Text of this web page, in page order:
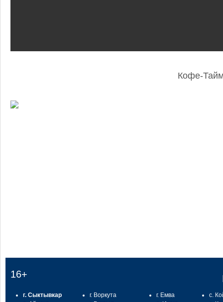
Кофе-
16+
г. Сыктывкар
г. Воркута
г. Емва
с.